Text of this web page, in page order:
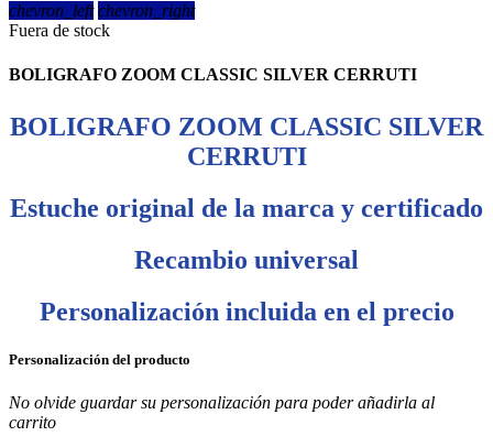
chevron_left chevron_right
Fuera de stock
BOLIGRAFO ZOOM CLASSIC SILVER CERRUTI
BOLIGRAFO ZOOM CLASSIC SILVER
CERRUTI
Estuche original de la marca y certificado
Recambio universal
Personalización incluida en el precio
Personalización del producto
No olvide guardar su personalización para poder añadirla al
carrito